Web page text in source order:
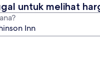
untuk melihat